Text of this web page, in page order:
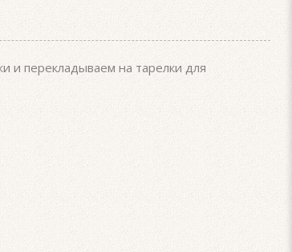
и перекладываем на тарелки для